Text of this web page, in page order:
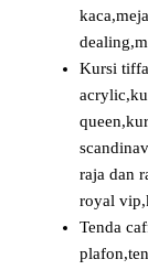
Kursi
raja dan
royal
Tenda